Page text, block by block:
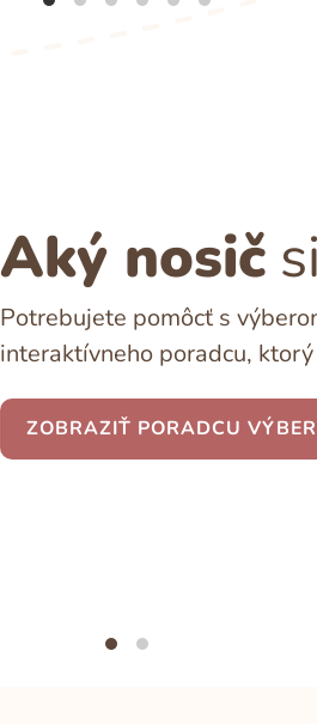
Aký nosič
Potrebujete pomôcť s
interaktívneho poradcu,
ZOBRAZIŤ PORADCU